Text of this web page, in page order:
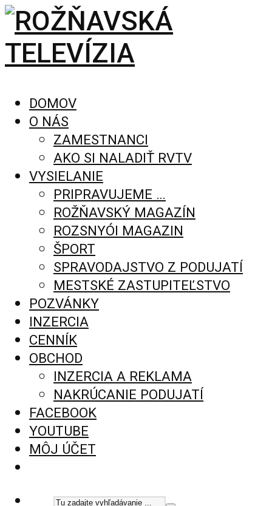
DOMOV
O NÁS
ZAMESTNANCI
AKO SI NALADIŤ RVTV
VYSIELANIE
PRIPRAVUJEME …
ROŽŇAVSKÝ MAGAZÍN
ROZSNYÓI MAGAZIN
ŠPORT
SPRAVODAJSTVO Z PODUJATÍ
MESTSKÉ ZASTUPITEĽSTVO
POZVÁNKY
INZERCIA
CENNÍK
OBCHOD
INZERCIA A REKLAMA
NAKRÚCANIE PODUJATÍ
FACEBOOK
YOUTUBE
MÔJ ÚČET